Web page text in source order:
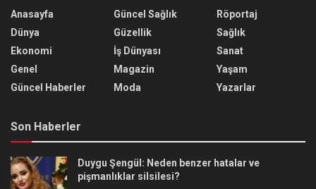
Anasayfa
Dünya
Ekonomi
Genel
Güncel Haberler
Güncel Sağlık
Güzellik
İş Dünyası
Magazin
Moda
Röportaj
Sağlık
Sanat
Yaşam
Yazarlar
Son Haberler
Duygu Şengül: Neden benzer hatalar ve
pişmanlıklar silsilesi?